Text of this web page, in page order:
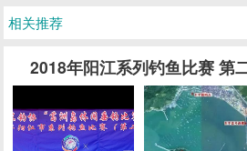
相关推荐
2018年阳江系列钓鱼比赛 第